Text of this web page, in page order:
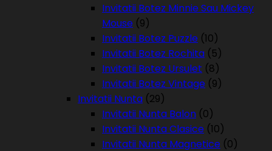
Invitatii Botez Minnie Sau Mickey
Mouse (9)
Invitatii Botez Puzzle (10)
Invitatii Botez Rochita (5)
Invitatii Botez Ursulet (8)
Invitatii Botez Vintage (9)
Invitatii Nunta (29)
Invitatii Nunta Balon (0)
Invitatii Nunta Clasice (10)
Invitatii Nunta Magnetice (0)